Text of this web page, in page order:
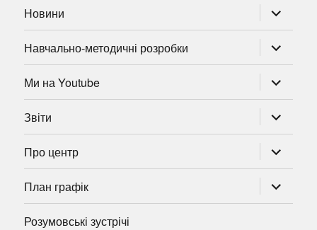
Новини
підменю
Навчально-методичні розробки
підменю
Ми на Youtube
підменю
Звіти
підменю
Про центр
підменю
План графік
підменю
Розумовські зустрічі